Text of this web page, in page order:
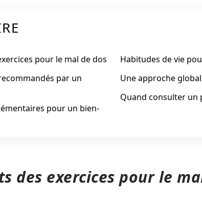
pour le mal de dos
par un
pour un bien-
Habitudes de vie
Une approche
Quand consulter un
des exercices pour le